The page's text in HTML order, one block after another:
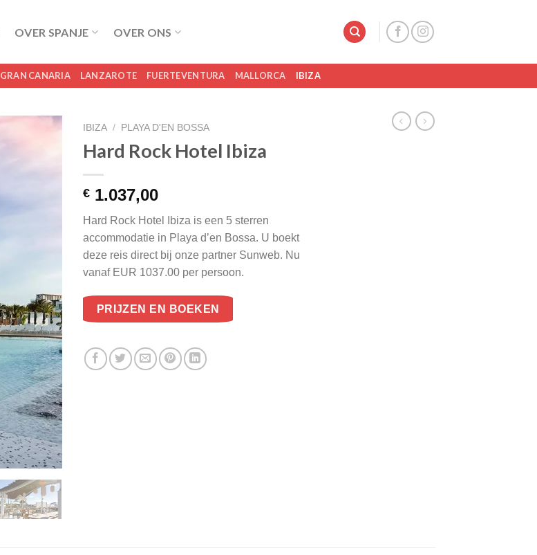
OVER SPANJE OVER ONS
GRAN CANARIA LANZAROTE FUERTEVENTURA MALLORCA IBIZA
IBIZA / PLAYA D'EN BOSSA
Hard Rock Hotel Ibiza
€ 1.037,00
Hard Rock Hotel Ibiza is een 5 sterren
accommodatie in Playa d’en Bossa. U boekt
deze reis direct bij onze partner Sunweb. Nu
vanaf EUR 1037.00 per persoon.
PRIJZEN EN BOEKEN